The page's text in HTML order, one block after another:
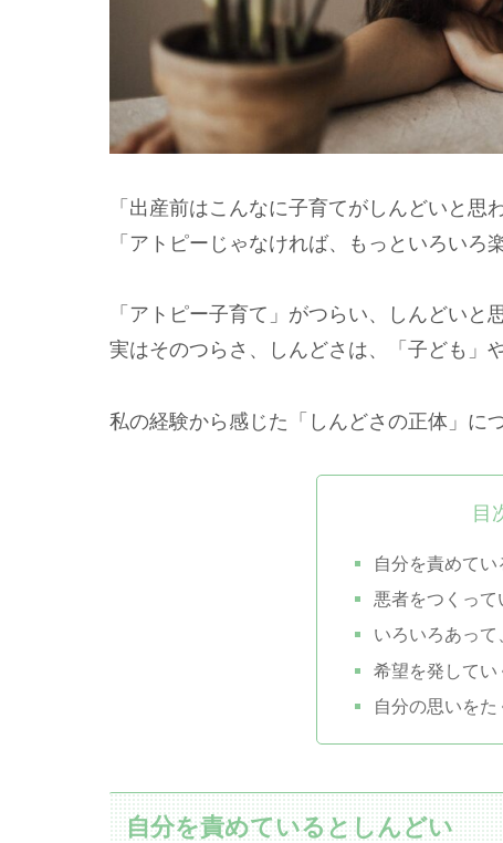
「出産前はこんなに子育てがしんどいと思
「アトピーじゃなければ、もっといろいろ
「アトピー子育て」がつらい、しんどいと
実はそのつらさ、しんどさは、「子ども」
私の経験から感じた「しんどさの正体」に
目
自分を責めて
悪者をつくっ
いろいろあって
希望を発してい
自分の思いを
自分を責めているとしんどい